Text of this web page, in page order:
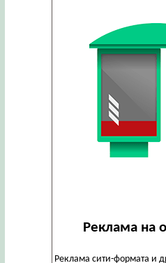
Реклама на
Реклама сити-формата и